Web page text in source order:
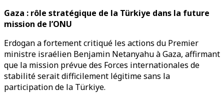
Gaza : rôle stratégique de la Türkiye dans la future
mission de l’ONU
Erdogan a fortement critiqué les actions du Premier
ministre israélien Benjamin Netanyahu à Gaza, affirmant
que la mission prévue des Forces internationales de
stabilité serait difficilement légitime sans la
participation de la Türkiye.